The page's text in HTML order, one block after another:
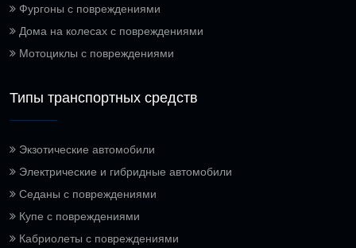
Фургоны с повреждениями
Дома на колесах с повреждениями
Мотоциклы с повреждениями
Типы транспортных средств
Экзотические автомобили
Электрические и гибридные автомобили
Седаны с повреждениями
Купе с повреждениями
Кабриолеты с повреждениями